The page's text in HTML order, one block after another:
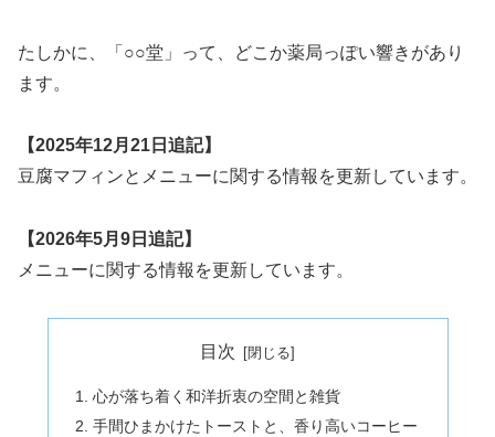
たしかに、「○○堂」って、どこか薬局っぽい響きがあり
ます。
【2025年12月21日追記】
豆腐マフィンとメニューに関する情報を更新しています。
【2026年5月9日追記】
メニューに関する情報を更新しています。
目次
心が落ち着く和洋折衷の空間と雑貨
手間ひまかけたトーストと、香り高いコーヒー